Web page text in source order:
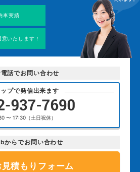
車実績
意いたします！
電話でお問い合わせ
ップで発信出来ます
〜 17:30（土日祝休）
からでお問い合わせ
見積もりフォーム